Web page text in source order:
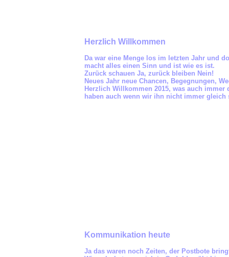
Herzlich Willkommen
Da war eine Menge los im letzten Jahr und
macht alles einen Sinn und ist wie es ist.
Zurück schauen Ja, zurück bleiben Nein!
Neues Jahr neue Chancen, Begegnungen,
Herzlich Willkommen 2015, was auch
haben auch wenn wir ihn nicht immer gleich
Kommunikation heute
Ja das waren noch Zeiten, der Postbote